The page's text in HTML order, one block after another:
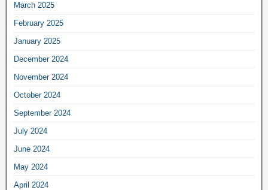
March 2025
February 2025
January 2025
December 2024
November 2024
October 2024
September 2024
July 2024
June 2024
May 2024
April 2024